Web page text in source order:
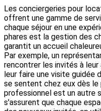
Les conciergeries pour
offrent une gamme de
chaque séjour en une
phares est la gestion des
garantit un accueil
Par exemple, un
rencontrer les invités à
leur faire une visite guidée
se sentent chez eux dès le
professionnel est un autre
s'assurent que chaque